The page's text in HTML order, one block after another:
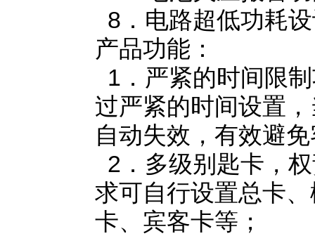
8．电路超低功耗
产品功能：
1．严紧的时间限
过严紧的时间设置
自动失效，有效避
2．多级别匙卡，
求可自行设置总卡
卡、宾客卡等；